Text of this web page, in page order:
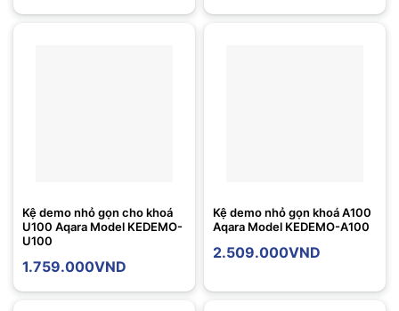
Kệ demo nhỏ gọn cho khoá
U100 Aqara Model KEDEMO-
U100
1.759.000VND
Kệ demo nhỏ gọn khoá A100
Aqara Model KEDEMO-A100
2.509.000VND